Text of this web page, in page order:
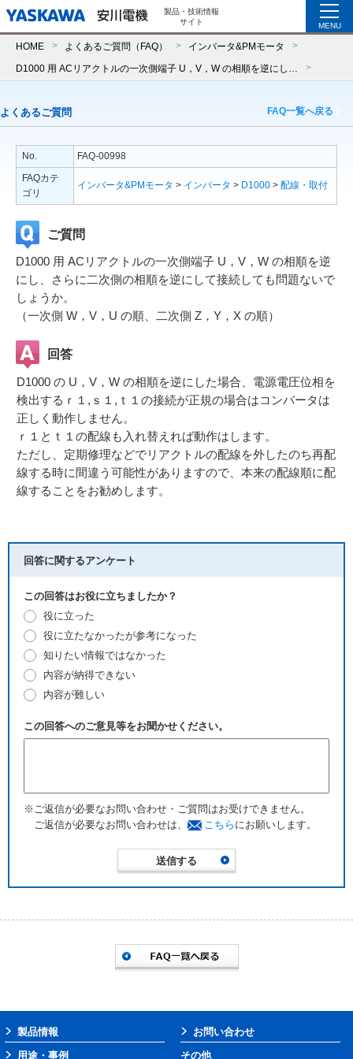
製品・技術情報
サイト
MENU
HOME よくあるご質問（FAQ） インバータ&PMモータ
よくあるご質問 FAQ一覧へ戻る
No.
FAQ-00998
FAQカテ
ゴリ
インバータ&PMモータ > インバータ > D1000 > 配線・取付
ご質問
D1000 用 ACリアクトルの一次側端子 U，V，W の相順を逆
にし、さらに二次側の相順を逆にして接続しても問題ないで
しょうか。
（一次側 W，V，U の順、二次側 Z，Y，X の順）
回答
D1000 の U，V，W の相順を逆にした場合、電源電圧位相を
検出するｒ１,ｓ１,ｔ１の接続が正規の場合はコンバータは
正しく動作しません。
ｒ１とｔ１の配線も入れ替えれば動作はします。
ただし、定期修理などでリアクトルの配線を外したのち再配
線する時に間違う可能性がありますので、本来の配線順に配
線することをお勧めします。
回答に関するアンケート
この回答はお役に立ちましたか？
役に立った
役に立たなかったが参考になった
知りたい情報ではなかった
内容が納得できない
内容が難しい
この回答へのご意見等をお聞かせください。
※ご返信が必要なお問い合わせ・ご質問はお受けできません。
ご返信が必要なお問い合わせは、
こちら にお願いします。
製品情報
用途・事例
お問い合わせ
その他